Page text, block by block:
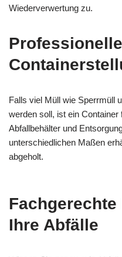
Wiederverwertung zu.
Professionelle
Falls viel Müll wie Sperrmüll
werden soll, ist ein
Abfallbehälter und
unterschiedlichen Maßen
abgeholt.
Ihre Abfälle